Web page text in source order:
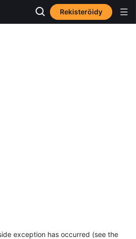
Rekisteröidy
exception has occurred (see the